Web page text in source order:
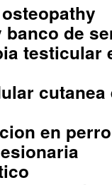
de
testicular
cutanea
en